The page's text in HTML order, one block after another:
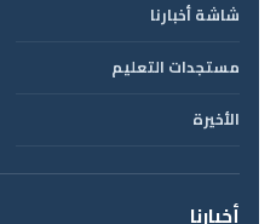
شاشة أخبارنا
مستجدات التعليم
الأخيرة
أخبارنا